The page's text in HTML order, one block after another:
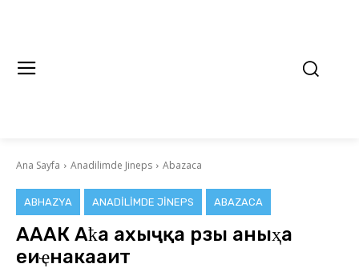
Ana Sayfa Anadilimde Jineps Abazaca
ABHAZYA ANADILIMDE JINEPS ABAZACA
АААК Аҟәа ахәыҷқәа рзы аныҳәа
еиҿнакааит